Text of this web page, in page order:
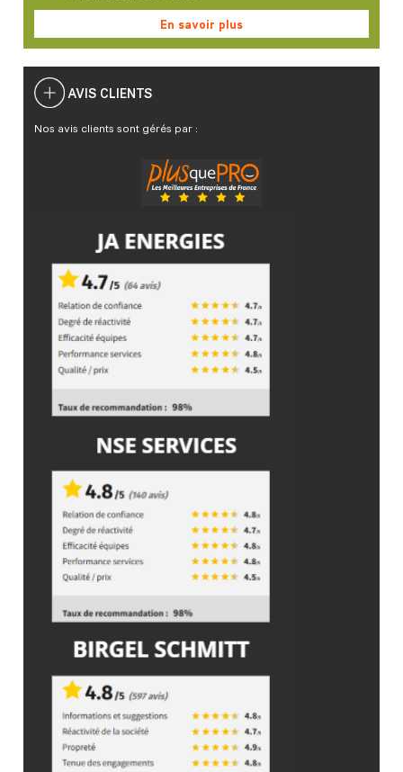
En savoir plus
AVIS CLIENTS
Nos avis clients sont gérés par :